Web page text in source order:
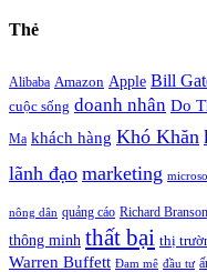
Thẻ
Alibaba Amazon Apple Bill
cuộc sống doanh nhân Do
Ma khách hàng Khó Khăn
lãnh đạo marketing
nông dân quảng cáo Richard Branson
thông minh thất bại thị
Warren Buffett Đam mê đầu tư